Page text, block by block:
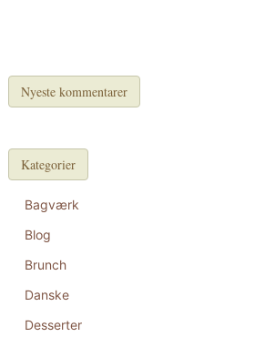
Nyeste kommentarer
Kategorier
Bagværk
Blog
Brunch
Danske
Desserter